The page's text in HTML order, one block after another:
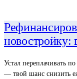
новостройку:
Устал переплачивать
— твой шанс снизить